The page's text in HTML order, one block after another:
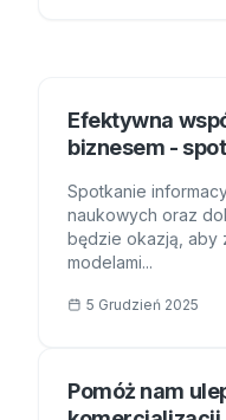
Efektywna
biznesem -
Spotkanie
naukowych oraz
będzie okazją, aby
modelami...
5 Grudzień 2025
Pomóż nam